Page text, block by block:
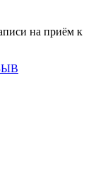
на приём к